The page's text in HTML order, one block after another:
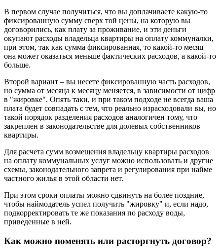
В первом случае получиться, что вы доплачиваете какую-то
фиксированную сумму сверх той цены, на которую вы
договорились, как плату за проживание, и эти деньги
окупают расходы владельца квартиры на оплату коммуналки,
при этом, так как сумма фиксированная, то какой-то месяц
она может оказаться меньше фактических расходов, а какой-то
больше.
Второй вариант – вы несете фиксированную часть расходов,
но сумма от месяца к месяцу меняется, в зависимости от цифр
в "жировке". Опять таки, и при таком подходе не всегда ваша
плата будет совпадать с тем, что реально израсходовали вы, но
такой порядок разделения расходов аналогичен тому, что
закреплен в законодательстве для долевых собственников
квартиры.
Для расчета сумм возмещения владельцу квартиры расходов
на оплату коммунальных услуг можно использовать и другие
схемы, законодательного запрета и регулирования при найме
частного жилья в этой области нет.
При этом сроки оплаты можно сдвинуть на более поздние,
чтобы наймодатель успел получить "жировку" и, если надо,
подкорректировать те же показания по расходу воды,
приведенные в ней.
Как можно поменять или расторгнуть договор?